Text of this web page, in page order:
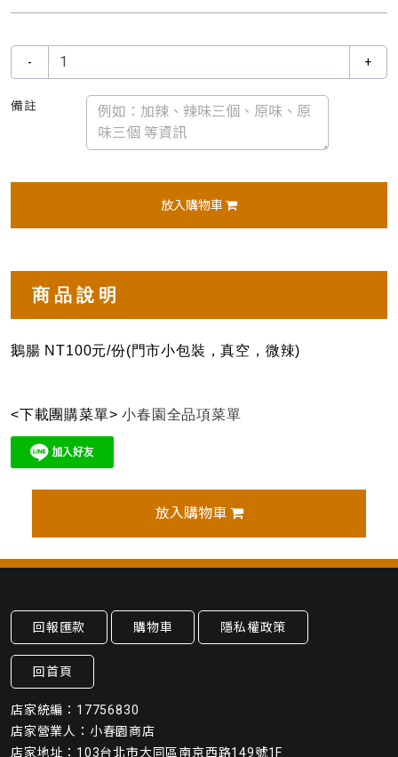
- +
備註
放入購物車
商品說明
鵝腸 NT100元/份(門市小包裝，真空，微辣)
<下載團購菜單>小春園全品項菜單
放入購物車
回報匯款 購物車 隱私權政策
回首頁
店家統編：17756830
店家營業人：小春園商店
店家地址：103台北市大同區南京西路149號1F